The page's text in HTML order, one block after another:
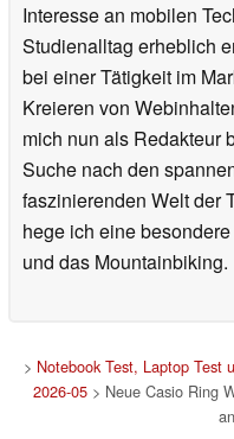
Interesse an mobilen
Studienalltag erheblich
bei einer Tätigkeit im
Kreieren von
mich nun als Redakteur
Suche nach den
faszinierenden Welt der
hege ich eine
und das Mountainbiking.
> Notebook Test, Laptop Test
2026-05> Neue Casio Ring